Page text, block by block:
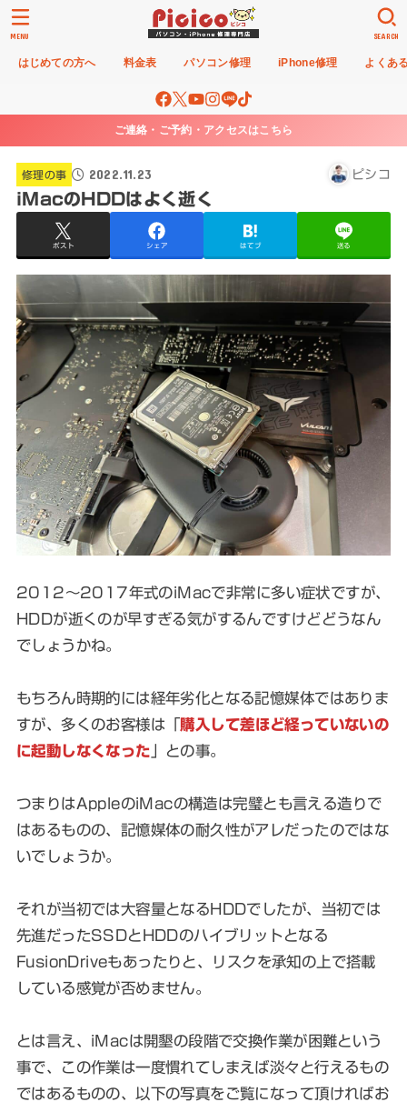
はじめての方へ 料金表 パソコン修理 iPhone修理 よくあ
SEARCH
MENU
ご連絡・ご予約・アクセスはこちら
修理の事 2022.11.23 ピシコ
iMacのHDDはよく逝く
ポスト シェア はてブ 送る
2012～2017年式のiMacで非常に多い症状ですが、
HDDが逝くのが早すぎる気がするんですけどどうなん
でしょうかね。
もちろん時期的には経年劣化となる記憶媒体ではありま
すが、多くのお客様は「購入して差ほど経っていないの
に起動しなくなった 」との事。
つまりはAppleのiMacの構造は完璧とも言える造りで
はあるものの、記憶媒体の耐久性がアレだったのではな
いでしょうか。
それが当初では大容量となるHDDでしたが、当初では
先進だったSSDとHDDのハイブリットとなる
FusionDriveもあったりと、リスクを承知の上で搭載
している感覚が否めません。
とは言え、iMacは開墾の段階で交換作業が困難という
事で、この作業は一度慣れてしまえば淡々と行えるもの
ではあるものの、以下の写真をご覧になって頂ければお